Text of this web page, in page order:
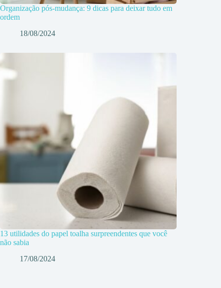
Organização pós-mudança: 9 dicas para deixar tudo em
ordem
18/08/2024
13 utilidades do papel toalha surpreendentes que você
não sabia
17/08/2024